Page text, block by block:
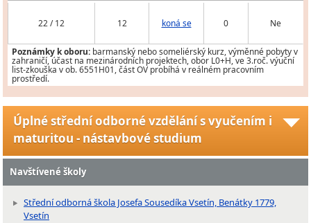
22 / 12 12 koná se 0 Ne
Poznámky k oboru: barmanský nebo someliérský kurz, výměnné pobyty v
zahraničí, účast na mezinárodních projektech, obor L0+H, ve 3.roč. výuční
list-zkouška v ob. 6551H01, část OV probíhá v reálném pracovním
prostředí.
Úplné střední odborné vzdělání s vyučením i
maturitou - nástavbové studium
Navštívené školy
Střední odborná škola Josefa Sousedíka Vsetín, Benátky 1779,
Vsetín